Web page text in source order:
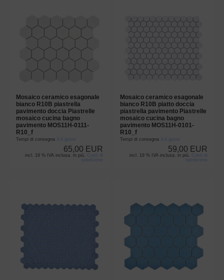
Mosaico ceramico esagonale
bianco R10B piastrella
pavimento doccia Piastrelle
mosaico cucina bagno
pavimento MOS11H-0111-
R10_f
Tempi di consegna 3-4 giorni
65,00 EUR
incl. 19 % IVA inclusa. in più.
Costi di
spedizione
Mosaico ceramico esagonale
bianco R10B piatto doccia
piastrella pavimento Piastrelle
mosaico cucina bagno
pavimento MOS11H-0101-
R10_f
Tempi di consegna 3-4 giorni
59,00 EUR
incl. 19 % IVA inclusa. in più.
Costi di
spedizione